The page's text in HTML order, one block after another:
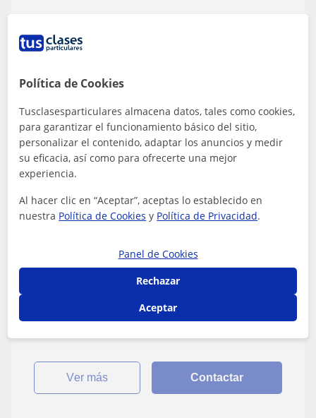
ver más
9€/h
Ernesto
Almoradí, Algorfa, Daya Nueva...
Matemáticas: Matemáticas básicas
Graduado en Ciencias de Computación
con sólidos conocimientos de las
matemáticas y de programación.
personalizadas, desde básico hasta avanzado.
¡Resultados garantizados! Contáctame ahora.¡...
ver más Contactar
Política de Cookies
Tusclasesparticulares almacena datos, tales como cookies,
para garantizar el funcionamiento básico del sitio,
personalizar el contenido, adaptar los anuncios y medir
su eficacia, así como para ofrecerte una mejor
experiencia.
Al hacer clic en “Aceptar”, aceptas lo establecido en
nuestra Política de Cookies y Política de Privacidad.
Panel de Cookies
Rechazar
Aceptar